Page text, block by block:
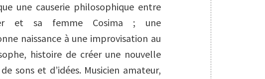
une causerie philosophique entre
et sa femme Cosima ; une
naissance à une improvisation au
histoire de créer une nouvelle
sons et d’idées. Musicien amateur,